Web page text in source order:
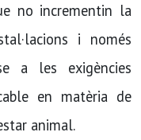
no incrementin la
i només
a les exigències
en matèria de
animal.